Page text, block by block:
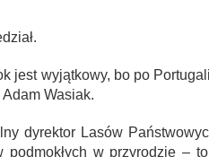
jest wyjątkowy, bo po
Adam Wasiak.
dyrektor Lasów
podmokłych w przyrodzie –